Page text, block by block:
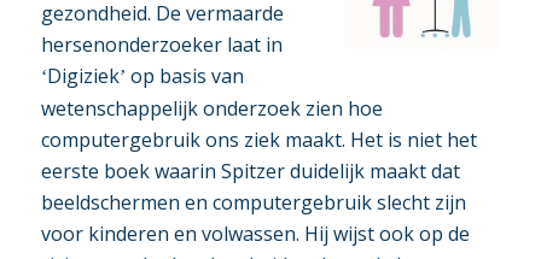
gezondheid. De vermaarde
hersenonderzoeker laat in
‘Digiziek’ op basis van
wetenschappelijk onderzoek zien hoe
computergebruik ons ziek maakt. Het is niet het
eerste boek waarin Spitzer duidelijk maakt dat
beeldschermen en computergebruik slecht zijn
voor kinderen en volwassen. Hij wijst ook op de